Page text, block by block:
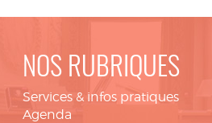
NOS RUBRIQUES
Services & infos pratiques
Agenda